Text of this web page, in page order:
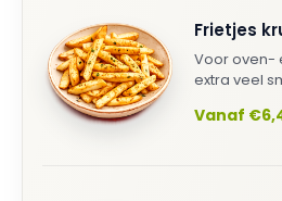
Frietjes
Voor oven-
extra veel
Vanaf